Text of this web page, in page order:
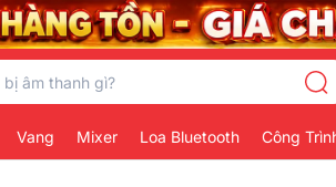
Vang Mixer Loa Bluetooth Công